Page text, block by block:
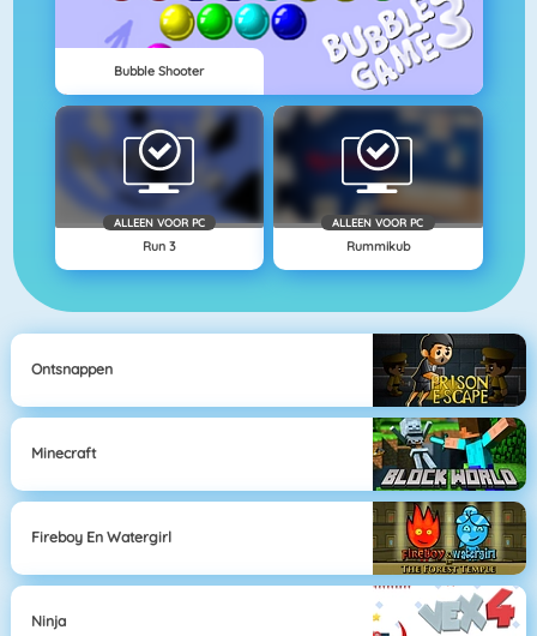
Bubble Shooter
ALLEEN VOOR PC
Run 3
ALLEEN VOOR PC
Rummikub
Ontsnappen
Minecraft
Fireboy En Watergirl
Ninja